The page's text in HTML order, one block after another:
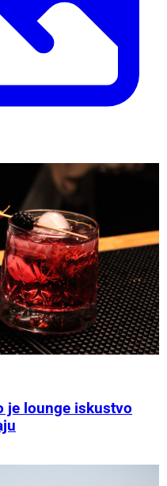
je lounge iskustvo